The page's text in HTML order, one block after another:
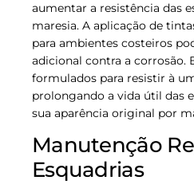
aumentar a resistência das
maresia. A aplicação de
para ambientes costeiros
adicional contra a corrosão.
formulados para resistir à
prolongando a vida útil das
sua aparência original por
Manutenção
Esquadrias